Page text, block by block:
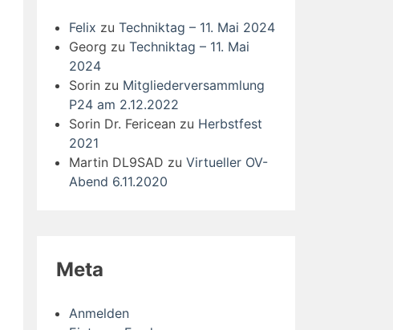
Felix zu Techniktag – 11. Mai 2024
Georg zu Techniktag – 11. Mai
2024
Sorin zu Mitgliederversammlung
P24 am 2.12.2022
Sorin Dr. Fericean zu Herbstfest
2021
Martin DL9SAD zu Virtueller OV-
Abend 6.11.2020
Meta
Anmelden